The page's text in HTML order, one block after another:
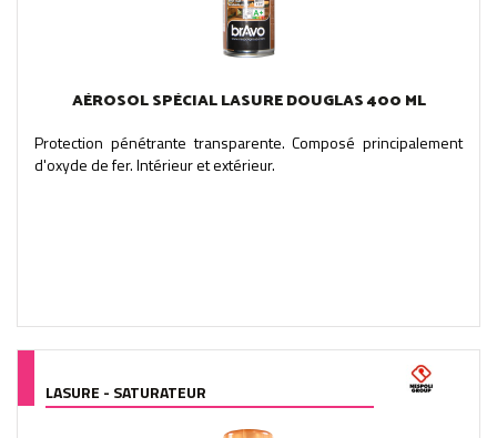
AÉROSOL SPÉCIAL LASURE DOUGLAS 400 ML
Protection pénétrante transparente. Composé principalement
d'oxyde de fer. Intérieur et extérieur.
LASURE - SATURATEUR